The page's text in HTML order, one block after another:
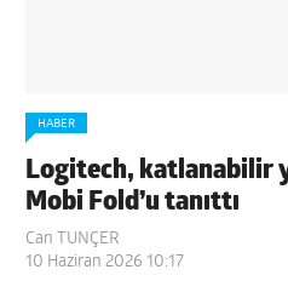
HABER
Logitech, katlanabilir
Mobi Fold’u tanıttı
Can TUNÇER
10 Haziran 2026 10:17